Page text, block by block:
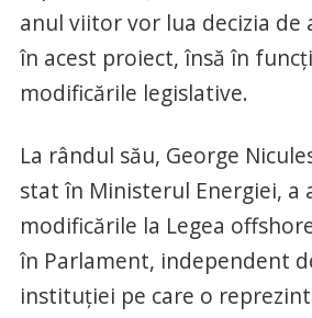
anul viitor vor lua decizia de
în acest proiect, însă în
modificările legislative.
La rândul său, George
stat în Ministerul Energiei, a
modificările la Legea
în Parlament, independent
instituţiei pe care o